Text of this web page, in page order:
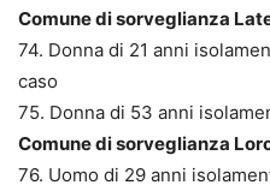
Comune di sorveglianza
74. Donna di 21 anni
caso
75. Donna di 53 anni
Comune di sorveglianza
76. Uomo di 29 anni